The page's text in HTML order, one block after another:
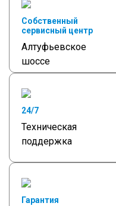
Собственный
сервисный центр
Алтуфьевское
шоссе
24/7
Техническая
поддержка
Гарантия